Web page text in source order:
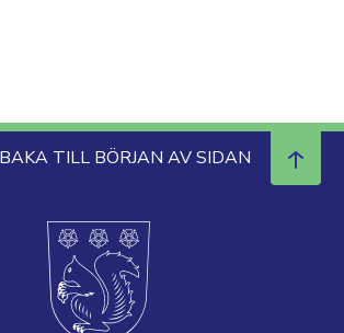
TILL BÖRJAN AV SIDAN